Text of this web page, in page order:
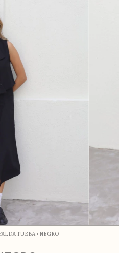
TURBA • NEGRO